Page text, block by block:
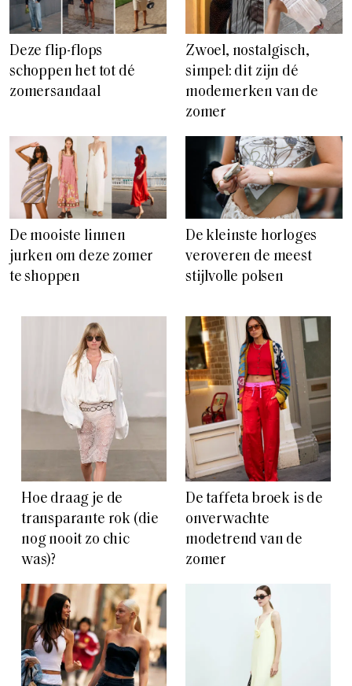
Deze flip-flops
schoppen het tot dé
zomersandaal
Zwoel, nostalgisch,
simpel: dit zijn dé
modemerken van de
zomer
De mooiste linnen
jurken om deze zomer
te shoppen
De kleinste horloges
veroveren de meest
stijlvolle polsen
Hoe draag je de
transparante rok (die
nog nooit zo chic
was)?
De taffeta broek is de
onverwachte
modetrend van de
zomer